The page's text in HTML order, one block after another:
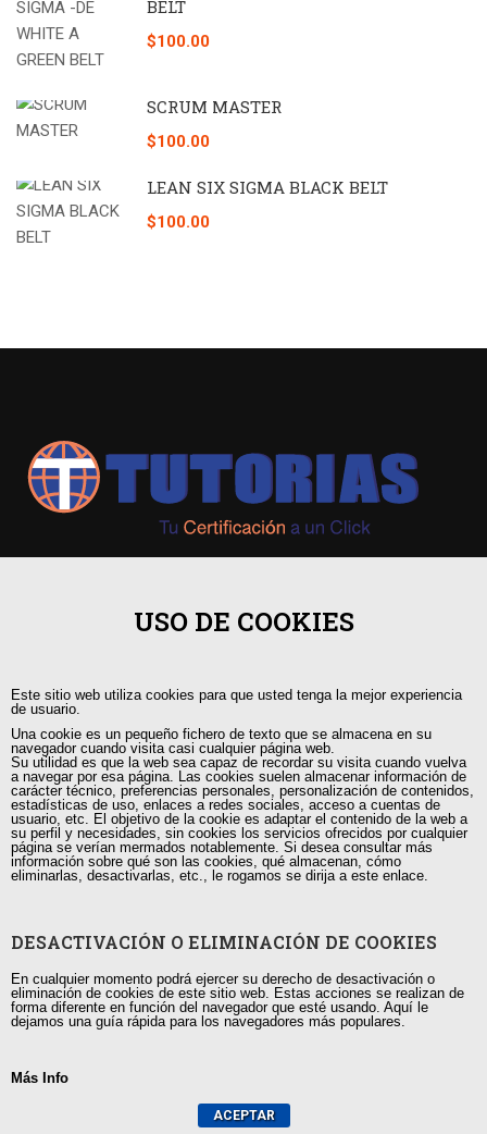
BELT
$100.00
SCRUM MASTER
$100.00
LEAN SIX SIGMA BLACK BELT
$100.00
capacitacion@tutorias.ec
USO DE COOKIES
Este sitio web utiliza cookies para que usted tenga la mejor experiencia
de usuario.
Una cookie es un pequeño fichero de texto que se almacena en su
navegador cuando visita casi cualquier página web.
Su utilidad es que la web sea capaz de recordar su visita cuando vuelva
a navegar por esa página. Las cookies suelen almacenar información de
carácter técnico, preferencias personales, personalización de contenidos,
estadísticas de uso, enlaces a redes sociales, acceso a cuentas de
usuario, etc. El objetivo de la cookie es adaptar el contenido de la web a
su perfil y necesidades, sin cookies los servicios ofrecidos por cualquier
página se verían mermados notablemente. Si desea consultar más
información sobre qué son las cookies, qué almacenan, cómo
eliminarlas, desactivarlas, etc., le rogamos se dirija a este enlace.
DESACTIVACIÓN O ELIMINACIÓN DE COOKIES
En cualquier momento podrá ejercer su derecho de desactivación o
eliminación de cookies de este sitio web. Estas acciones se realizan de
forma diferente en función del navegador que esté usando. Aquí le
dejamos una guía rápida para los navegadores más populares.
Más Info
ACEPTAR